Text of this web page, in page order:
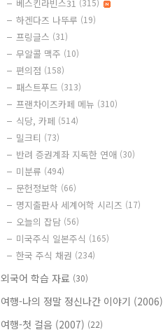
베스킨라빈스31 (315)
하겐다즈 나뚜루 (19)
프링글스 (31)
무알콜 맥주 (10)
편의점 (158)
패스트푸드 (313)
프랜차이즈카페 메뉴 (310)
식당, 카페 (514)
밀크티 (73)
반려 증권계좌 지독한 연애 (30)
미분류 (494)
문헌정보학 (66)
명지출판사 세계어학 시리즈 (17)
오늘의 잡담 (56)
미국주식 일본주식 (165)
한국 주식 채권 (234)
외국어 학습 자료 (30)
여행-나의 정말 정신나간 이야기 (2006)
여행-첫 걸음 (2007) (22)